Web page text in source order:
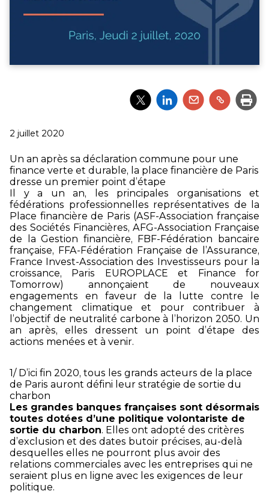
Partager
l'article
Partager
l'article
Partager
l'article
Partager
l'article
Publié
2 juillet 2020
Un an après sa déclaration commune pour une
finance verte et durable, la place financière de Paris
dresse un premier point d’étape
Il y a un an, les principales organisations et
fédérations professionnelles représentatives de la
Place financière de Paris (ASF-Association française
des Sociétés Financières, AFG-Association Française
de la Gestion financière, FBF-Fédération bancaire
française, FFA-Fédération Française de l’Assurance,
France Invest-Association des Investisseurs pour la
croissance, Paris EUROPLACE et Finance for
Tomorrow) annonçaient de nouveaux
engagements en faveur de la lutte contre le
changement climatique et pour contribuer à
l’objectif de neutralité carbone à l’horizon 2050. Un
an après, elles dressent un point d’étape des
actions menées et à venir.
1/ D’ici fin 2020, tous les grands acteurs de la place
de Paris auront défini leur stratégie de sortie du
charbon
Les grandes banques françaises sont désormais
toutes dotées d’une politique volontariste de
sortie du charbon. Elles ont adopté des critères
d’exclusion et des dates butoir précises, au-delà
desquelles elles ne pourront plus avoir des
relations commerciales avec les entreprises qui ne
seraient plus en ligne avec les exigences de leur
politique.